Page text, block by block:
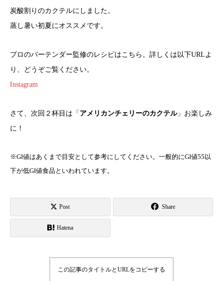
炭酸割りのカクテルにしました。
蒸し暑い初夏にオススメです。
プロのバーテンダー監修のレシピはこちら。詳しくは以下URLよ
り、どうぞご覧ください。
Instagram
さて、次回２杯目は「 アメリカンチェリーのカクテル」お楽しみ
に！
※GI値はあくまで目安として参考にしてください。一般的にGI値55以
下が低GI値食品といわれています。
Post Share
Hatena
この記事のタイトルとURLをコピーする